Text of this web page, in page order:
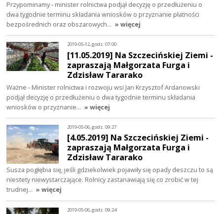
Przypominamy - minister rolnictwa podjął decyzję o przedłużeniu o
dwa tygodnie terminu składania wniosków o przyznanie płatności
bezpośrednich oraz obszarowych… » więcej
2019-05-12, godz. 07:00
[11.05.2019] Na Szczecińskiej Ziemi -
zapraszają Małgorzata Furga i
Zdzisław Tararako
Ważne - Minister rolnictwa i rozwoju wsi Jan Krzysztof Ardanowski
podjął decyzję o przedłużeniu o dwa tygodnie terminu składania
wniosków o przyznanie… » więcej
2019-05-06, godz. 09:27
[4.05.2019] Na Szczecińskiej Ziemi -
zapraszają Małgorzata Furga i
Zdzisław Tararako
Susza pogłębia się, jeśli gdziekolwiek pojawiły się opady deszczu to są
niestety niewystarczające. Rolnicy zastanawiają się co zrobić w tej
trudnej… » więcej
2019-05-06, godz. 09:24